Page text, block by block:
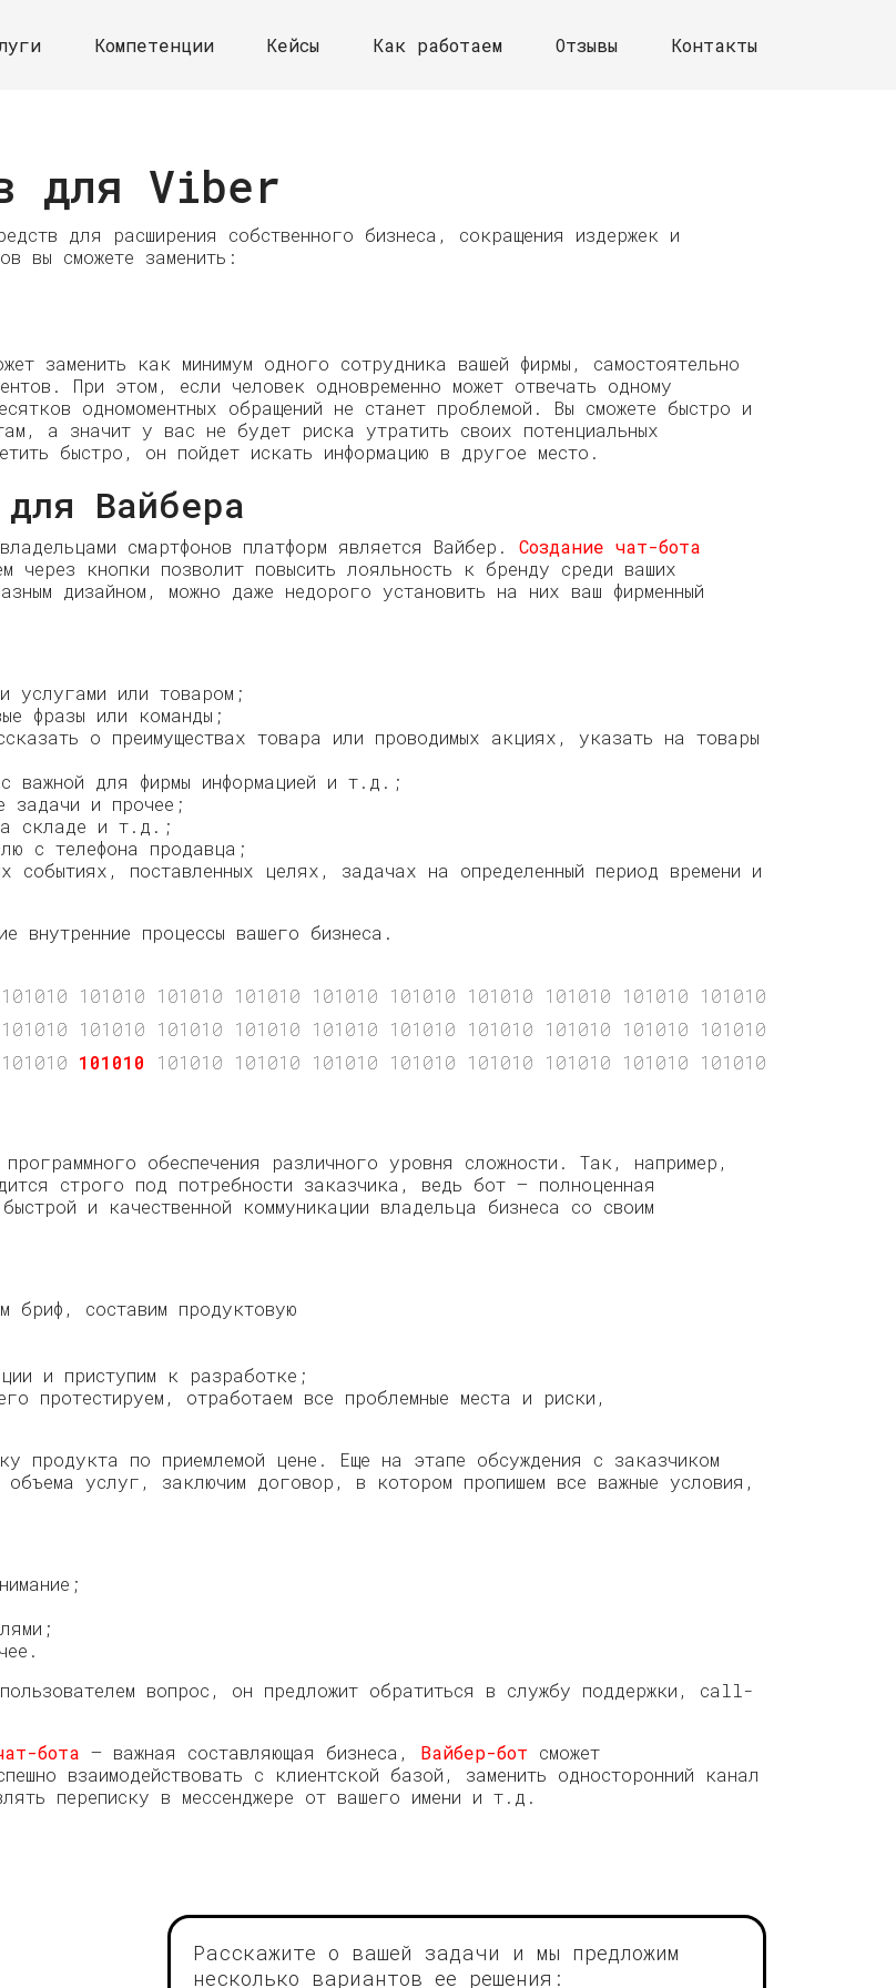
Компетенции Кейсы Как работаем Отзывы Контакты
для Viber
для расширения собственного бизнеса, сокращения издержек и
вы сможете заменить:
заменить как минимум одного сотрудника вашей фирмы, самостоятельно
При этом, если человек одновременно может отвечать одному
одномоментных обращений не станет проблемой. Вы сможете быстро и
а значит у вас не будет риска утратить своих потенциальных
быстро, он пойдет искать информацию в другое место.
Вайбера
смартфонов платформ является Вайбер. Создание чат-бота
через кнопки позволит повысить лояльность к бренду среди ваших
дизайном, можно даже недорого установить на них ваш фирменный
услугами или товаром;
фразы или команды;
о преимуществах товара или проводимых акциях, указать на товары
с важной для фирмы информацией и т.д.;
задачи и прочее;
складе и т.д.;
с телефона продавца;
событиях, поставленных целях, задачах на определенный период времени и
внутренние процессы вашего бизнеса.
101010 101010 101010 101010 101010 101010 101010 101010 101010 101010
101010 101010 101010 101010 101010 101010 101010 101010 101010 101010
101010 101010 101010 101010 101010 101010 101010 101010 101010 101010
обеспечения различного уровня сложности. Так, например,
строго под потребности заказчика, ведь бот — полноценная
и качественной коммуникации владельца бизнеса со своим
бриф, составим продуктовую
и приступим к разработке;
протестируем, отработаем все проблемные места и риски,
продукта по приемлемой цене. Еще на этапе обсуждения с заказчиком
объема услуг, заключим договор, в котором пропишем все важные условия,
вопрос, он предложит обратиться в службу поддержки, call-
бота — важная составляющая бизнеса, Вайбер-бот сможет
взаимодействовать с клиентской базой, заменить односторонний канал
переписку в мессенджере от вашего имени и т.д.
Расскажите о вашей задачи и мы предложим
несколько вариантов ее решения: